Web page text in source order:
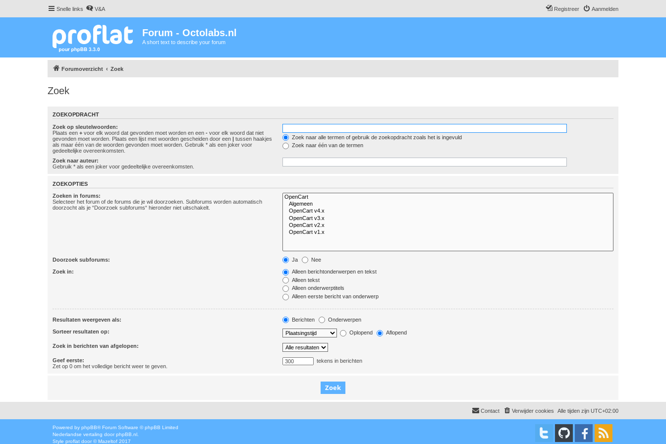
Snelle links V&A Aanmelden
Registreer
Forum - Octolabs.nl
A short text to describe your forum
Forumoverzicht Zoek
Zoek
ZOEKOPDRACHT
Zoek op sleutelwoorden:
Plaats een + voor elk woord dat gevonden moet worden en een - voor elk woord dat niet
gevonden moet worden. Plaats een lijst met woorden gescheiden door een | tussen haakjes
als maar één van de woorden gevonden moet worden. Gebruik * als een joker voor
gedeeltelijke overeenkomsten.
Zoek naar alle termen of gebruik de zoekopdracht zoals het is ingevuld
Zoek naar één van de termen
Zoek naar auteur:
Gebruik * als een joker voor gedeeltelijke overeenkomsten.
ZOEKOPTIES
Zoeken in forums:
Selecteer het forum of de forums die je wil doorzoeken. Subforums worden automatisch
doorzocht als je “Doorzoek subforums“ hieronder niet uitschakelt.
Doorzoek subforums: Ja Nee
Zoek in:
Alleen berichtonderwerpen en tekst
Alleen tekst
Alleen onderwerptitels
Alleen eerste bericht van onderwerp
Resultaten weergeven als: Berichten Onderwerpen
Sorteer resultaten op: Oplopend Aflopend
Zoek in berichten van afgelopen:
Geef eerste:
Zet op 0 om het volledige bericht weer te geven.
tekens in berichten
Alle tijden zijn UTC+02:00
Verwijder cookies
Contact
Powered by phpBB® Forum Software © phpBB Limited
Nederlandse vertaling door phpBB.nl
Style proflat door ©Mazeltof 2017